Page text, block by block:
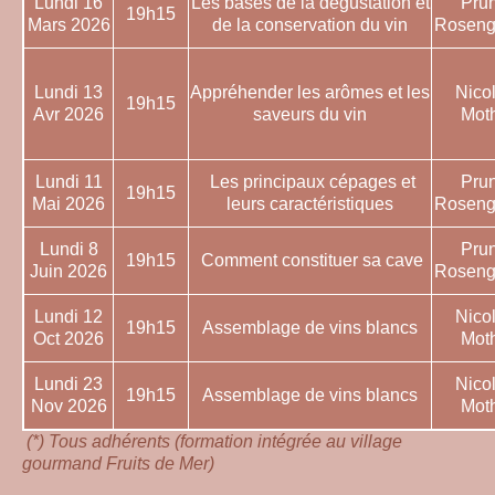
Mars 2026
19h15
de la conservation du vin
Lundi 13
Avr 2026
19h15
Appréhender les arômes et les
saveurs du vin
Lundi 11
Mai 2026
19h15
Les principaux cépages et
leurs caractéristiques
Lundi 8
Juin 2026
19h15 Comment constituer sa cave
Lundi 12
Oct 2026
19h15 Assemblage de vins blancs
Lundi 23
Nov 2026
19h15 Assemblage de vins blancs
(*) Tous adhérents (formation intégrée au village
gourmand Fruits de Mer)